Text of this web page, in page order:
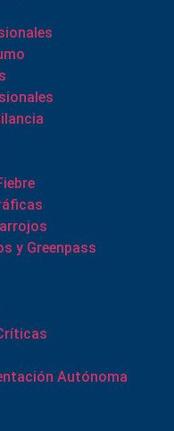
y Greenpass
Autónoma